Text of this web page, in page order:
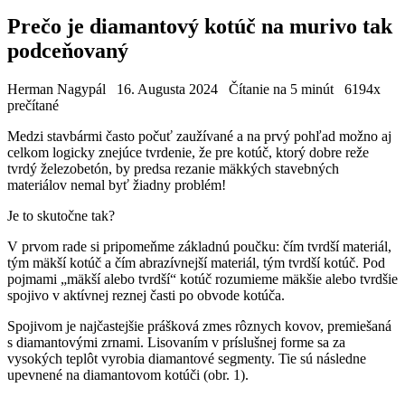
Prečo je diamantový kotúč na murivo tak
podceňovaný
Herman Nagypál 16. Augusta 2024 Čítanie na 5 minút
6194x
prečítané
Medzi stavbármi často počuť zaužívané a na prvý pohľad možno aj
celkom logicky znejúce tvrdenie, že pre kotúč, ktorý dobre reže
tvrdý železobetón, by predsa rezanie mäkkých stavebných
materiálov nemal byť žiadny problém!
Je to skutočne tak?
V prvom rade si pripomeňme základnú poučku: čím tvrdší materiál,
tým mäkší kotúč a čím abrazívnejší materiál, tým tvrdší kotúč. Pod
pojmami „mäkší alebo tvrdší“ kotúč rozumieme mäkšie alebo tvrdšie
spojivo v aktívnej reznej časti po obvode kotúča.
Spojivom je najčastejšie prášková zmes rôznych kovov, premiešaná
s diamantovými zrnami. Lisovaním v príslušnej forme sa za
vysokých teplôt vyrobia diamantové segmenty. Tie sú následne
upevnené na diamantovom kotúči (obr. 1).